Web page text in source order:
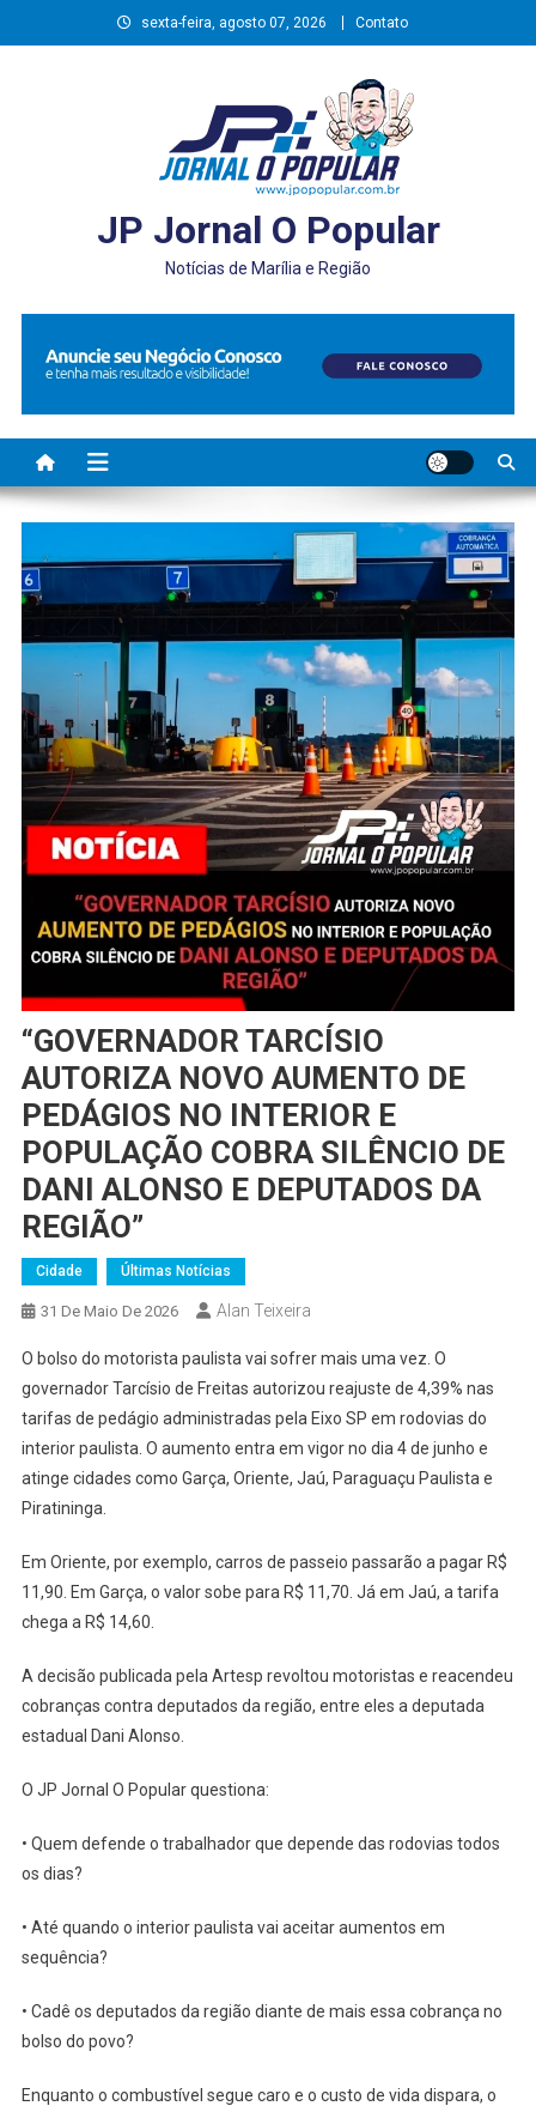
to
sexta-feira, agosto 07, 2026 Contato
JP Jornal O Popular
Notícias de Marília e Região
“GOVERNADOR TARCÍSIO
AUTORIZA NOVO AUMENTO DE
PEDÁGIOS NO INTERIOR E
POPULAÇÃO COBRA SILÊNCIO DE
DANI ALONSO E DEPUTADOS DA
REGIÃO”
Cidade Últimas Notícias
31 De Maio De 2026 Alan Teixeira
O bolso do motorista paulista vai sofrer mais uma vez. O
governador Tarcísio de Freitas autorizou reajuste de 4,39% nas
tarifas de pedágio administradas pela Eixo SP em rodovias do
interior paulista. O aumento entra em vigor no dia 4 de junho e
atinge cidades como Garça, Oriente, Jaú, Paraguaçu Paulista e
Piratininga.
Em Oriente, por exemplo, carros de passeio passarão a pagar R$
11,90. Em Garça, o valor sobe para R$ 11,70. Já em Jaú, a tarifa
chega a R$ 14,60.
A decisão publicada pela Artesp revoltou motoristas e reacendeu
cobranças contra deputados da região, entre eles a deputada
estadual Dani Alonso.
O JP Jornal O Popular questiona:
• Quem defende o trabalhador que depende das rodovias todos
os dias?
• Até quando o interior paulista vai aceitar aumentos em
sequência?
• Cadê os deputados da região diante de mais essa cobrança no
bolso do povo?
Enquanto o combustível segue caro e o custo de vida dispara, o